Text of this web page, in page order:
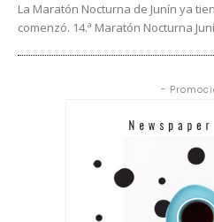
La Maratón Nocturna de Junín ya
comenzó. 14.ª Maratón Nocturna
-